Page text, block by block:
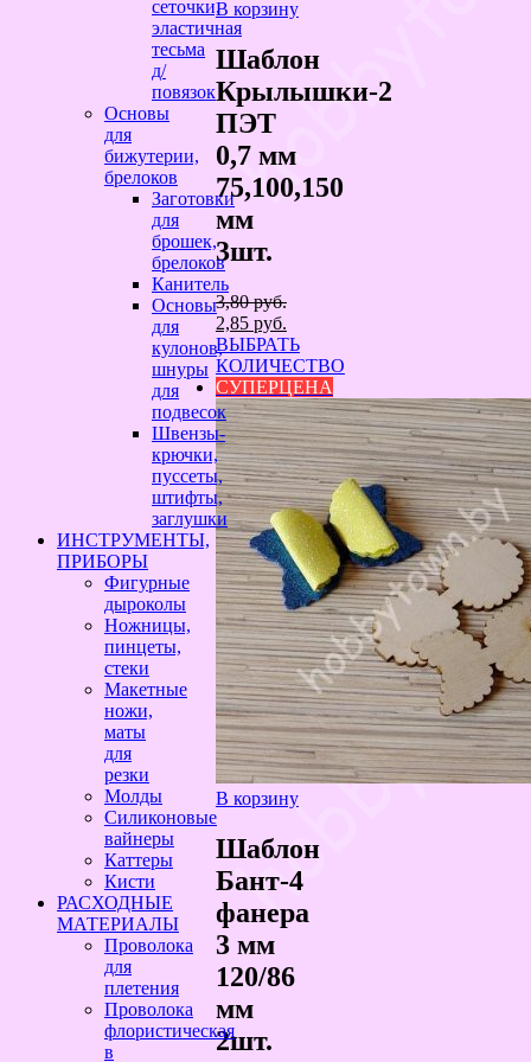
В корзину
Шаблон
Крылышки-2
ПЭТ
0,7 мм
75,100,150
мм
3шт.
3,80руб.
Первоначальная
цена
составляла
3,80 руб..
2,85 руб.
цена:
2,85 руб..
ВЫБРАТЬ
КОЛИЧЕСТВО
СУПЕРЦЕНА
В корзину
Шаблон
Бант-4
фанера
3 мм
120/86
мм
2шт.
сеточки,
эластичная
тесьма
д/
повязок
Основы
для
бижутерии,
брелоков
Заготовки
для
брошек,
брелоков
Канитель
Основы
для
кулонов,
шнуры
для
подвесок
Швензы-
крючки,
пуссеты,
штифты,
заглушки
ИНСТРУМЕНТЫ,
ПРИБОРЫ
Фигурные
дыроколы
Ножницы,
пинцеты,
стеки
Макетные
ножи,
маты
для
резки
Молды
Силиконовые
вайнеры
Каттеры
Кисти
РАСХОДНЫЕ
МАТЕРИАЛЫ
Проволока
для
плетения
Проволока
флористическая
в